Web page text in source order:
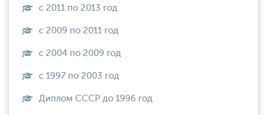
с 2011 по 2013 год
с 2009 по 2011 год
с 2004 по 2009 год
с 1997 по 2003 год
Диплом СССР до 1996 год